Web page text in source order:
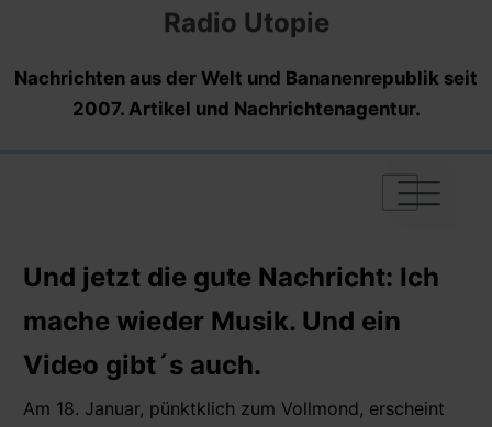
Radio Utopie
Nachrichten aus der Welt und Bananenrepublik seit
2007. Artikel und Nachrichtenagentur.
|
|
|
Und jetzt die gute Nachricht: Ich
mache wieder Musik. Und ein
Video gibt´s auch.
Am 18. Januar, pünktklich zum Vollmond, erscheint